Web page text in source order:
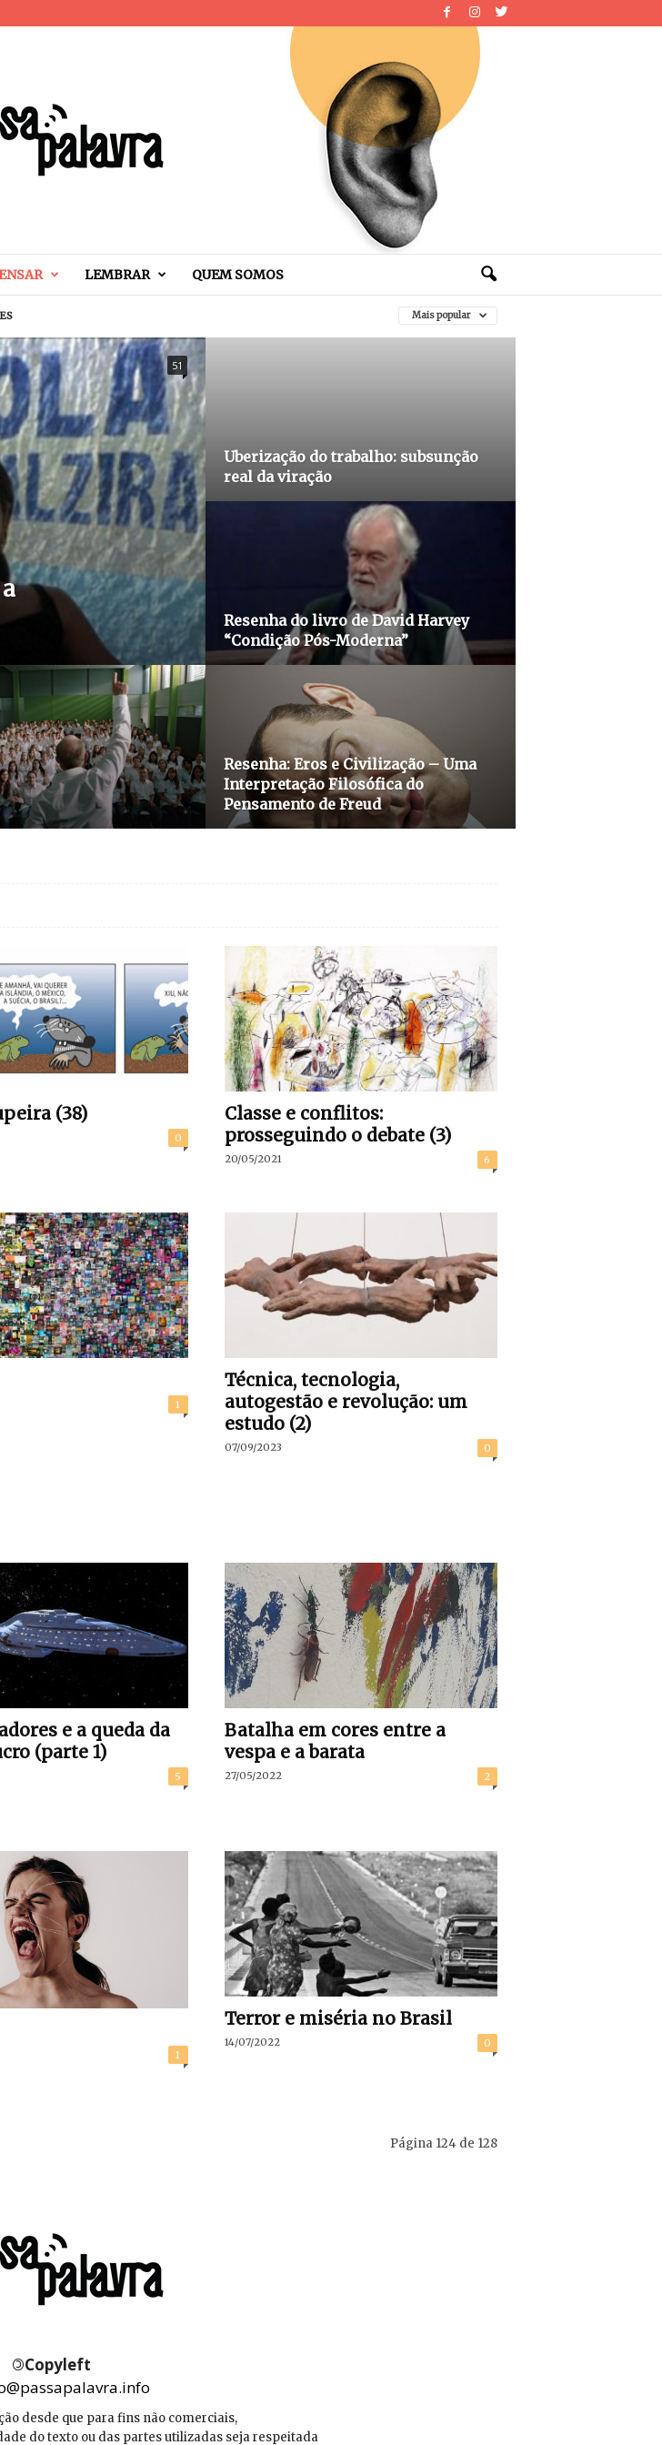
LEMBRAR QUEM SOMOS
Mais popular
51
Uberização do trabalho: subsunção
real da viração
Resenha do livro de David Harvey
“Condição Pós-Moderna”
Resenha: Eros e Civilização – Uma
Interpretação Filosófica do
Pensamento de Freud
(38)
0
Classe e conflitos:
prosseguindo o debate (3)
20/05/2021 6
1
Técnica, tecnologia,
autogestão e revolução: um
estudo (2)
07/09/2023 0
e a queda da
(parte 1)
5
Batalha em cores entre a
vespa e a barata
27/05/2022 2
1
Terror e miséria no Brasil
14/07/2022 0
Página 124 de 128
©Copyleft
desde que para fins não comerciais,
do texto ou das partes utilizadas seja respeitada